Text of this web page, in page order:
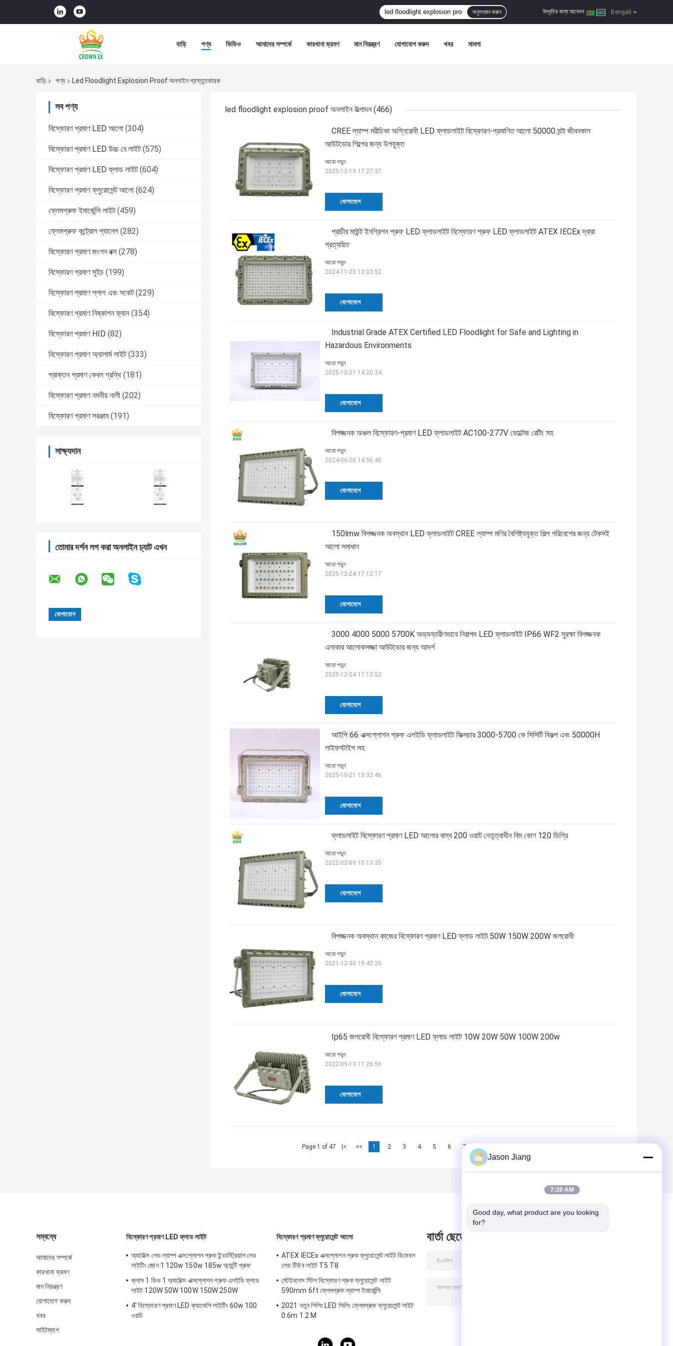
Bengali
উদ্ধৃতির জন্য আবেদন |
অনুসন্ধান করুন
বাড়ি পণ্য ভিডিও আমাদের সম্পর্কে কারখানা ভ্রমণ মান নিয়ন্ত্রণ যোগাযোগ করুন খবর মামলা
বাড়ি পণ্য Led Floodlight Explosion Proof অনলাইন প্রস্তুতকারক
সব পণ্য
বিস্ফোরণ প্রমাণ LED আলো (304)
বিস্ফোরণ প্রমাণ LED উচ্চ বে লাইট (575)
বিস্ফোরণ প্রমাণ LED ফ্লাড লাইট (604)
বিস্ফোরণ প্রমাণ ফ্লুরোসেন্ট আলো (624)
ফ্লেমপ্রুফ ইমার্জেন্সি লাইট (459)
ফ্লেমপ্রুফ কন্ট্রোল প্যানেল (282)
বিস্ফোরণ প্রমাণ জংশন বক্স (278)
বিস্ফোরণ প্রমাণ সুইচ (199)
বিস্ফোরণ প্রমাণ প্লাগ এবং সকেট (229)
বিস্ফোরণ প্রমাণ নিষ্কাশন ফ্যান (354)
বিস্ফোরণ প্রমাণ HID (82)
বিস্ফোরণ প্রমাণ অ্যালার্ম লাইট (333)
প্রাক্তন প্রমাণ কেবল গ্রন্থি (181)
বিস্ফোরণ প্রমাণ নমনীয় নালী (202)
বিস্ফোরণ প্রমাণ সরঞ্জাম (191)
সাক্ষ্যদান
তোমার দর্শন লগ করা অনলাইন চ্যাট এখন
led floodlight explosion proof অনলাইন উত্পাদন (466)
CREE ল্যাম্প মরীচিকা অগ্নিরোধী LED ফ্লাডলাইট বিস্ফোরণ-প্রমাণিত আলো 50000 ঘন্টা জীবনকাল
আউটডোর শিল্পের জন্য উপযুক্ত
যোগাযোগ
আরো পড়ুন
2025-12-19 17:27:37
প্রাচীর মাউন্ট ইনগ্রিশন প্রুফ LED ফ্লাডলাইট বিস্ফোরণ প্রুফ LED ফ্লাডলাইট ATEX IECEx দ্বারা
প্রত্যয়িত
যোগাযোগ
আরো পড়ুন
2024-11-25 13:03:52
Industrial Grade ATEX Certified LED Floodlight for Safe and Lighting in
Hazardous Environments
যোগাযোগ
আরো পড়ুন
2025-10-21 14:20:34
বিপজ্জনক অঞ্চল বিস্ফোরণ-প্রমাণ LED ফ্লাডলাইট AC100-277V ভোল্টেজ রেটিং সহ
যোগাযোগ
আরো পড়ুন
2024-06-26 14:56:45
150lmw বিপজ্জনক অবস্থান LED ফ্লাডলাইট CREE ল্যাম্প মণির বৈশিষ্ট্যযুক্ত শিল্প পরিবেশের জন্য টেকসই
আলো সমাধান
যোগাযোগ
আরো পড়ুন
2025-12-24 17:12:17
3000 4000 5000 5700K অভ্যন্তরীণভাবে নিরাপদ LED ফ্লাডলাইট IP66 WF2 সুরক্ষা বিপজ্জনক
এলাকার আলোকসজ্জা আউটডোর জন্য আদর্শ
যোগাযোগ
আরো পড়ুন
2025-12-24 17:12:52
আইপি 66 এক্সপ্লোশন প্রুফ এলইডি ফ্লাডলাইট ফিক্সচার 3000-5700 কে সিসিটি বিকল্প এবং 50000H
লাইফস্টাইপ সহ
যোগাযোগ
আরো পড়ুন
2025-10-21 13:32:46
ফ্লাডলাইট বিস্ফোরণ প্রমাণ LED আলোর বাল্ব 200 ওয়াট নেতৃত্বাধীন বিম কোণ 120 ডিগ্রি
যোগাযোগ
আরো পড়ুন
2022-02-09 10:13:35
বিপজ্জনক অবস্থান কাজের বিস্ফোরণ প্রমাণ LED ফ্লাড লাইট 50W 150W 200W জলরোধী
যোগাযোগ
আরো পড়ুন
2021-12-30 19:42:25
Ip65 জলরোধী বিস্ফোরণ প্রমাণ LED ফ্লাড লাইট 10W 20W 50W 100W 200w
যোগাযোগ
আরো পড়ুন
2022-05-13 11:26:56
Page 1 of 47 |< << 1 2 3 4 5 6 7 8
সম্বন্ধে
আমাদের সম্পর্কে
কারখানা ভ্রমণ
মান নিয়ন্ত্রণ
যোগাযোগ করুন
খবর
সাইটম্যাপ
বিস্ফোরণ প্রমাণ LED ফ্লাড লাইট
অ্যাটেক্স লেড ল্যাম্প এক্সপ্লোশন প্রুফ ইন্ডাস্ট্রিয়াল লেড
লাইটিং জোন 1 120w 150w 185w অ্যান্টি প্রুফ
ক্লাস 1 ডিভ 1 অ্যাটেক্স এক্সপ্লোশন প্রুফ এলইডি ফ্লাড
লাইট 120W 50W 100W 150W 250W
4' বিস্ফোরণ প্রমাণ LED ক্যানোপি লাইটিং 60w 100
ওয়াট
বিস্ফোরণ প্রমাণ ফ্লুরোসেন্ট আলো
ATEX IECEx এক্সপ্লোশন প্রুফ ফ্লুরোসেন্ট লাইট ডিমেবল
লেড টিউব লাইট T5 T8
স্টেইনলেস স্টিল বিস্ফোরণ প্রুফ ফ্লুরোসেন্ট লাইট
590mm 6ft ফ্লেমপ্রুফ ল্যাম্প ইমার্জেন্সি
2021 নতুন শিপিং LED সিলিং ফ্লেমপ্রুফ ফ্লুরোসেন্ট লাইট
0.6m 1.2 M
বার্তা ছেড়ে
Jason Jiang
7:30 AM
Good day, what product are you looking
for?